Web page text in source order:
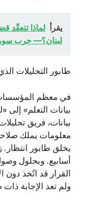
يقرأ لماذا تتعقّد
لبنان؟— حرب
طابور التحليلات
في معظم
بيانات التعلم»
بيانات، فريق
معلومات يملك
يخلق طابور انتظار.
أسابيع. وبحلول
القرار قد اتُخذ دون
ولم تعد الإجابة